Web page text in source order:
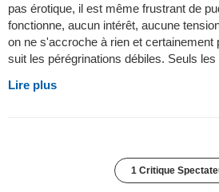
pas érotique, il est même frustrant de
fonctionne, aucun intérêt, aucune
on ne s'accroche à rien et certainement
suit les pérégrinations débiles. Seuls les
Lire plus
1 Critique